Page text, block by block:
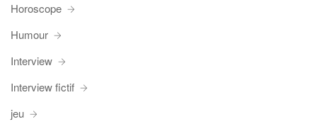
Horoscope
Humour
Interview
Interview fictif
jeu